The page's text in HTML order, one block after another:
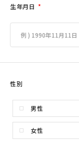
生年月日 *
性別
男性
女性